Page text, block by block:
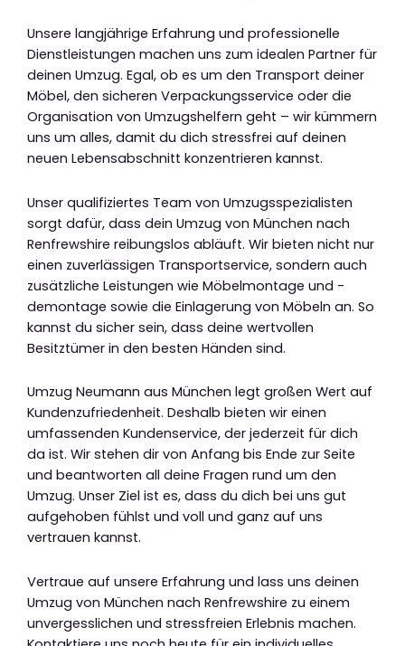
Unsere langjährige Erfahrung und professionelle
Dienstleistungen machen uns zum idealen Partner für
deinen Umzug. Egal, ob es um den Transport deiner
Möbel, den sicheren Verpackungsservice oder die
Organisation von Umzugshelfern geht – wir kümmern
uns um alles, damit du dich stressfrei auf deinen
neuen Lebensabschnitt konzentrieren kannst.
Unser qualifiziertes Team von Umzugsspezialisten
sorgt dafür, dass dein Umzug von München nach
Renfrewshire reibungslos abläuft. Wir bieten nicht nur
einen zuverlässigen Transportservice, sondern auch
zusätzliche Leistungen wie Möbelmontage und -
demontage sowie die Einlagerung von Möbeln an. So
kannst du sicher sein, dass deine wertvollen
Besitztümer in den besten Händen sind.
Umzug Neumann aus München legt großen Wert auf
Kundenzufriedenheit. Deshalb bieten wir einen
umfassenden Kundenservice, der jederzeit für dich
da ist. Wir stehen dir von Anfang bis Ende zur Seite
und beantworten all deine Fragen rund um den
Umzug. Unser Ziel ist es, dass du dich bei uns gut
aufgehoben fühlst und voll und ganz auf uns
vertrauen kannst.
Vertraue auf unsere Erfahrung und lass uns deinen
Umzug von München nach Renfrewshire zu einem
unvergesslichen und stressfreien Erlebnis machen.